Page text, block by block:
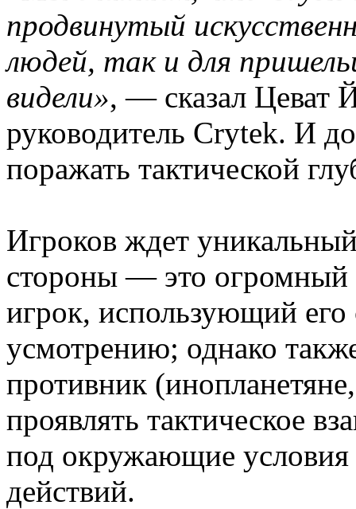
продвинутый
людей, так и для
видели», — сказал Цеват
руководитель Crytek. И
поражать тактической
Игроков ждет
стороны — это
игрок, использующий
усмотрению; однако
противник
проявлять тактическое
под окружающие условия
действий.